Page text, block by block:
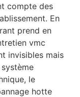
compte des
En
prend en
vmc
invisibles mais
le
hotte